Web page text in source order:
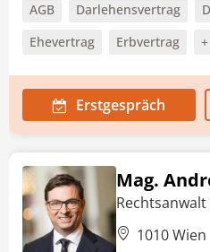
AGB Darlehensvertrag
Ehevertrag
Erbvertrag
Erstgespräch
Mag.
1010 Wien